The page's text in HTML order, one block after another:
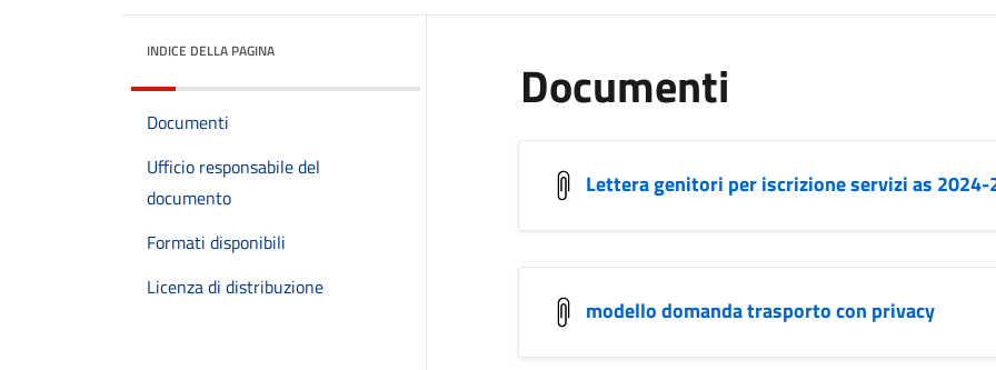
INDICE DELLA PAGINA
Documenti
Ufficio responsabile del
documento
Formati disponibili
Licenza di distribuzione
Documenti
Lettera genitori per iscrizione servizi as 2024-
modello domanda trasporto con privacy